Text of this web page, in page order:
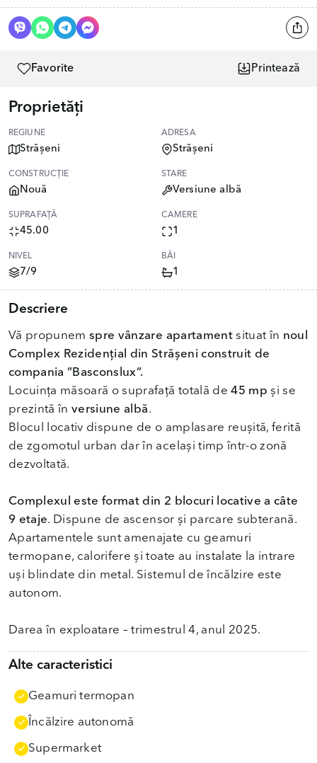
Favorite Printează
Proprietăți
REGIUNE
Strășeni
ADRESA
Strășeni
CONSTRUCȚIE
Nouă
STARE
Versiune albă
SUPRAFAȚĂ
45.00
CAMERE
1
NIVEL
7/9
BĂI
1
Descriere
Vă propunemspre vânzare apartamentsituat în noul
Complex Rezidențial din Strășeni construit de
compania ”Basconslux”.
Locuința măsoară o suprafață totală de45 mp și se
prezintă înversiune albă.
Blocul locativ dispune de o amplasare reușită, ferită
de zgomotul urban dar în același timp într-o zonă
dezvoltată.
Complexul este format din 2 blocuri locative a câte
9 etaje. Dispune de ascensor și parcare subterană.
Apartamentele sunt amenajate cu geamuri
termopane, calorifere și toate au instalate la intrare
uși blindate din metal. Sistemul de încălzire este
autonom.
Darea în exploatare – trimestrul 4, anul 2025.
Alte caracteristici
Geamuri termopan
Încălzire autonomă
Supermarket